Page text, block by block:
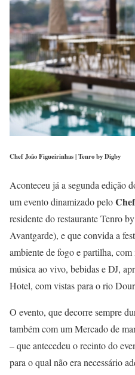
Chef João Figueirinhas | Tenro by Digby
Aconteceu já a segunda edição
um evento dinamizado pelo
residente do restaurante Tenro
Avantgarde), e que convida a
ambiente de fogo e partilha,
música ao vivo, bebidas e DJ,
Hotel, com vistas para o rio
O evento, que decorre sempre
também com um Mercado de
– que antecedeu o recinto do
para o qual não era necessário